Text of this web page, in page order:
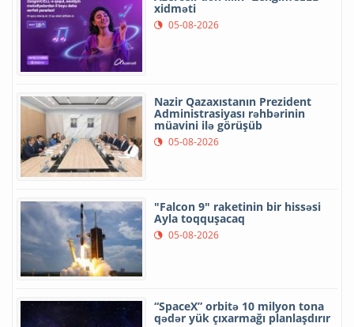
xidməti
05-08-2026
Nazir Qazaxıstanın Prezident
Administrasiyası rəhbərinin
müavini ilə görüşüb
05-08-2026
"Falcon 9" raketinin bir hissəsi
Ayla toqquşacaq
05-08-2026
“SpaceX” orbitə 10 milyon tona
qədər yük çıxarmağı planlaşdırır